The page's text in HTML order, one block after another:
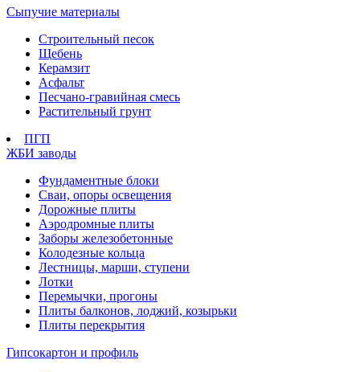
Сыпучие материалы
Строительный песок
Щебень
Керамзит
Асфальт
Песчано-гравийная смесь
Растительный грунт
ПГП
ЖБИ заводы
Фундаментные блоки
Сваи, опоры освещения
Дорожные плиты
Аэродромные плиты
Заборы железобетонные
Колодезные кольца
Лестницы, марши, ступени
Лотки
Перемычки, прогоны
Плиты балконов, лоджий, козырьки
Плиты перекрытия
Гипсокартон и профиль